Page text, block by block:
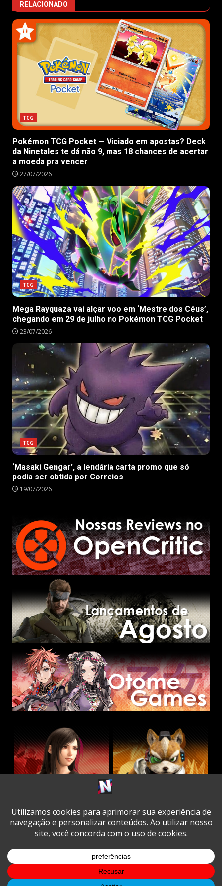
RELACIONADO
TCG
Pokémon TCG Pocket — Viciado em apostas? Deck
da Ninetales te dá não 9, mas 18 chances de acertar
a moeda pra vencer
27/07/2026
TCG
Mega Rayquaza vai alçar voo em ‘Mestre dos Céus’,
chegando em 29 de julho no Pokémon TCG Pocket
23/07/2026
TCG
‘Masaki Gengar’, a lendária carta promo que só
podia ser obtida por Correios
19/07/2026
TwitterFacebook
Instagram
YoutubeSpotifyCookie
Policy
Copyright © All rights reserved.